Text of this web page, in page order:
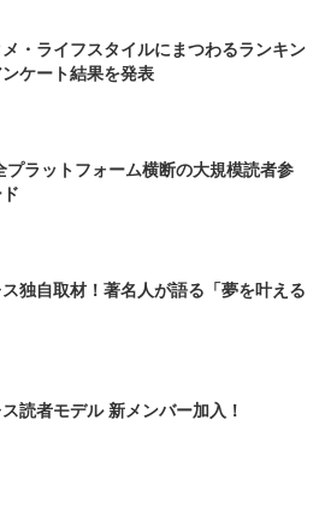
・ライフスタイルにまつわるランキン
ケート結果を発表
プラットフォーム横断の大規模読者参
独自取材！著名人が語る「夢を叶える
読者モデル 新メンバー加入！